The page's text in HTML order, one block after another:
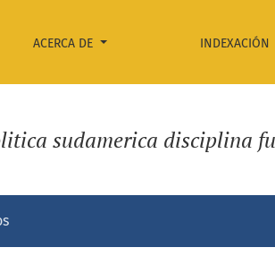
ACERCA DE INDEXACIÓN
sudamerica disciplina